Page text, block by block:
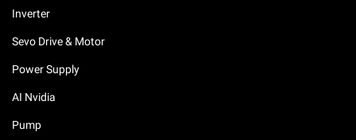
Inverter
Sevo Drive & Motor
Power Supply
AI Nvidia
Pump